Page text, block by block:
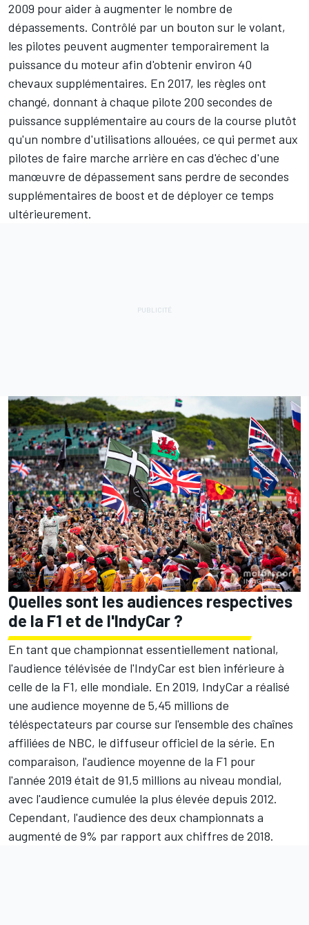
2009 pour aider à augmenter le nombre de
dépassements. Contrôlé par un bouton sur le volant,
les pilotes peuvent augmenter temporairement la
puissance du moteur afin d'obtenir environ 40
chevaux supplémentaires. En 2017, les règles ont
changé, donnant à chaque pilote 200 secondes de
puissance supplémentaire au cours de la course plutôt
qu'un nombre d'utilisations allouées, ce qui permet aux
pilotes de faire marche arrière en cas d'échec d'une
manœuvre de dépassement sans perdre de secondes
supplémentaires de boost et de déployer ce temps
ultérieurement.
Quelles sont les audiences respectives
de la F1 et de l'IndyCar ?
En tant que championnat essentiellement national,
l'audience télévisée de l'IndyCar est bien inférieure à
celle de la F1, elle mondiale. En 2019, IndyCar a réalisé
une audience moyenne de 5,45 millions de
téléspectateurs par course sur l'ensemble des chaînes
affiliées de NBC, le diffuseur officiel de la série. En
comparaison, l'audience moyenne de la F1 pour
l'année 2019 était de 91,5 millions au niveau mondial,
avec l'audience cumulée la plus élevée depuis 2012.
Cependant, l'audience des deux championnats a
augmenté de 9% par rapport aux chiffres de 2018.